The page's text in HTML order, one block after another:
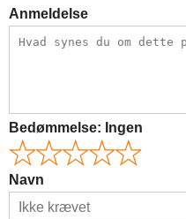
Anmeldelse
Bedømmelse: Ingen
Navn